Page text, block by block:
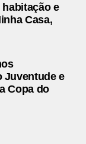
e
Casa,
Juventude e
Copa do